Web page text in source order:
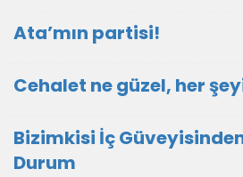
Ata’mın partisi!
Cehalet ne güzel, her
Bizimkisi İç
Durum